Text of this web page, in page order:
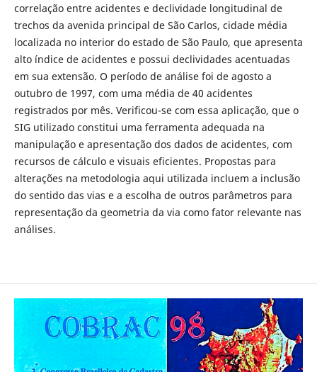
correlação entre acidentes e declividade longitudinal de
trechos da avenida principal de São Carlos, cidade média
localizada no interior do estado de São Paulo, que apresenta
alto índice de acidentes e possui declividades acentuadas
em sua extensão. O período de análise foi de agosto a
outubro de 1997, com uma média de 40 acidentes
registrados por mês. Verificou-se com essa aplicação, que o
SIG utilizado constitui uma ferramenta adequada na
manipulação e apresentação dos dados de acidentes, com
recursos de cálculo e visuais eficientes. Propostas para
alterações na metodologia aqui utilizada incluem a inclusão
do sentido das vias e a escolha de outros parâmetros para
representação da geometria da via como fator relevante nas
análises.